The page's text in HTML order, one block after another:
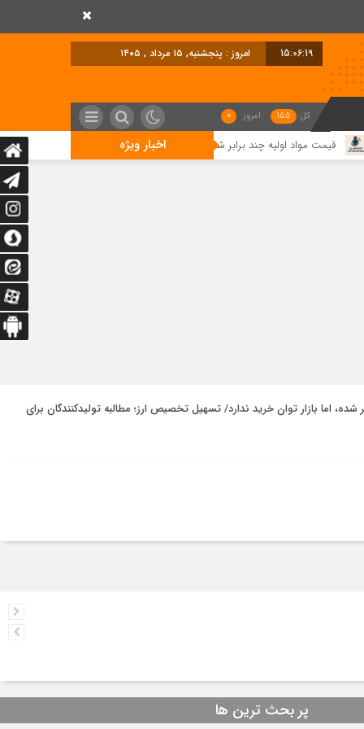
15:06:20 امروز : پنجشنبه, ۱۵ مرداد , ۱۴۰۵
کل 155 امروز 0
اخبار ویژه
اما بازار توان خرید ندارد/ تسهیل تخصیص ارز؛ مطالبه تولیدکنندگان برای حفظ
شده، اما بازار توان خرید ندارد/ تسهیل تخصیص ارز؛ مطالبه تولیدکنندگان برای
پر بحث ترین ها